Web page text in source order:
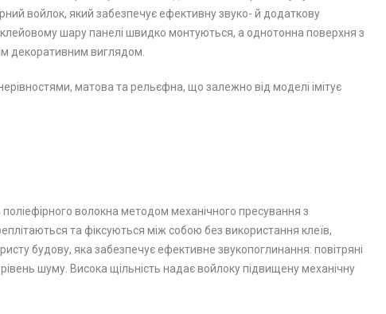
войлок, який забезпечує ефективну звуко- й додаткову
шару панелі швидко монтуються, а однотонна поверхня з
декоративним виглядом.
матова та рельєфна, що залежно від моделі імітує
волокна методом механічного пресування з
та фіксуються між собою без використання клеїв,
будову, яка забезпечує ефективне звукопоглинання: повітряні
шуму. Висока щільність надає войлоку підвищену механічну